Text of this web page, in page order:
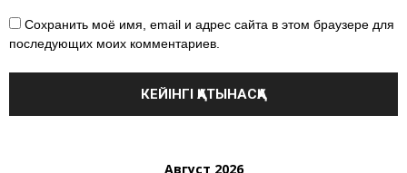
Сохранить моё имя, email и адрес сайта в этом браузере для
последующих моих комментариев.
Август 2026